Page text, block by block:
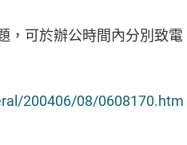
，可於辦公時間內分別致
200406/08/0608170.htm